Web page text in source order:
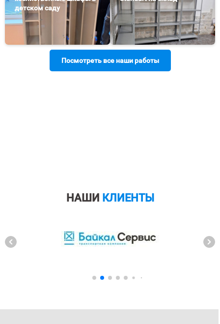
детском саду
Посмотреть все наши работы
НАШИ КЛИЕНТЫ